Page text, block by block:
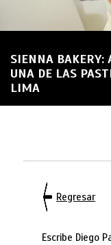
SIENNA BAKERY:
UNA DE LAS
LIMA
Regresar
Escribe Diego